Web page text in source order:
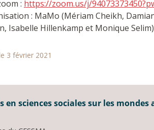
: https://zoom.us/j/
: MaMo (Mériam Cheikh,
Isabelle Hillenkamp et Monique Selim)
3 février 2021
en sciences sociales sur les